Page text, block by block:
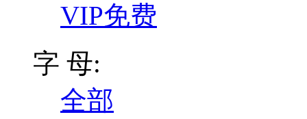
VIP免费
字 母:
全部